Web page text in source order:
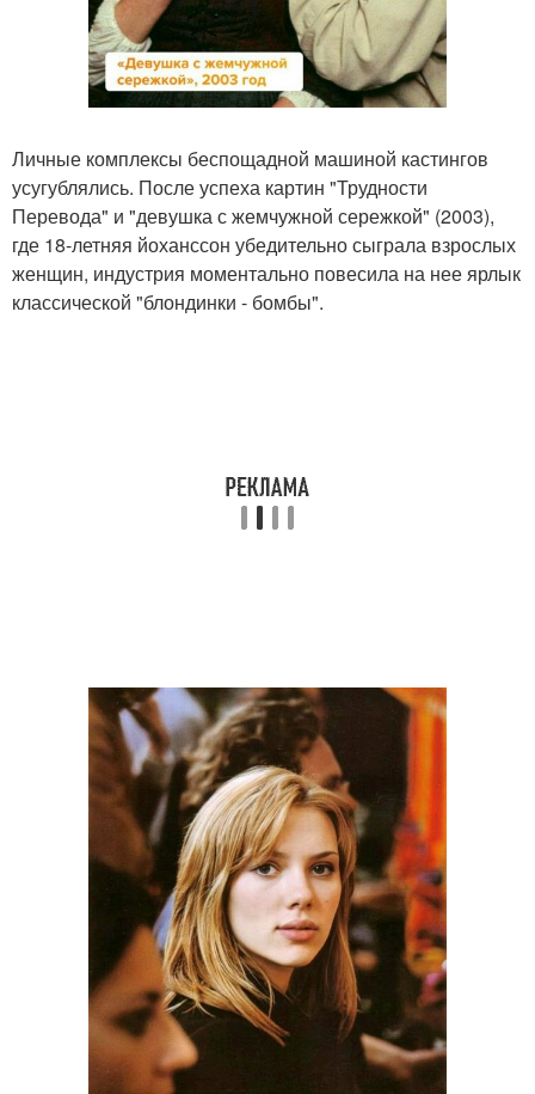
Личные комплексы беспощадной машиной кастингов
усугублялись. После успеха картин "Трудности
Перевода" и "девушка с жемчужной сережкой" (2003),
где 18-летняя йоханссон убедительно сыграла взрослых
женщин, индустрия моментально повесила на нее ярлык
классической "блондинки - бомбы".